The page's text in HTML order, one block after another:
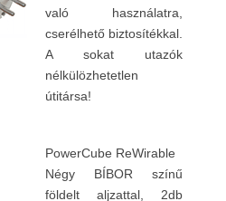
való használatra,
cserélhető biztosítékkal.
A sokat utazók
nélkülözhetetlen
útitársa!
PowerCube ReWirable
Négy BÍBOR színű
földelt aljzattal, 2db